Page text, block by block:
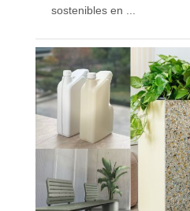
sostenibles en ...